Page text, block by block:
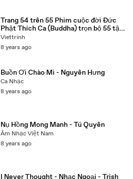
Trang 54 trên 55 Phim cuộc đời Đức
Phật Thích Ca (Buddha) trọn bộ 55 tập
lồng tiếng
Viettrinh
8 years ago
Buồn Ơi Chào Mi - Nguyên Hưng
Ca Nhạc
8 years ago
Nụ Hồng Mong Manh - Tú Quyên
Âm Nhạc Việt Nam
8 years ago
I Never Thought - Nhạc Ngoại - Trish